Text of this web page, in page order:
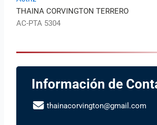
THAINA CORVINGTON TERRERO
AC-PTA 5304
Información de
thainacorvington@gmail.com